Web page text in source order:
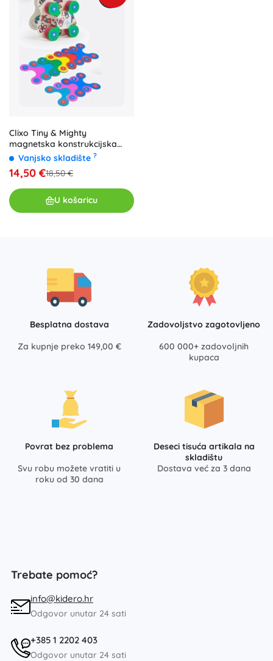
Clixo Tiny & Mighty
magnetska konstrukcijska
igra 9 kom
Vanjsko skladište ?
14,50 €18,50 €
U košaricu
Besplatna dostava
Za kupnje preko 149,00 €
Zadovoljstvo zagotovljeno
600 000+ zadovoljnih
kupaca
Povrat bez problema
Svu robu možete vratiti u
roku od 30 dana
Deseci tisuća artikala na
skladištu
Dostava već za 3 dana
Trebate pomoć?
info@kidero.hr
Odgovor unutar 24 sati
+385 1 2202 403
Odgovor unutar 24 sati